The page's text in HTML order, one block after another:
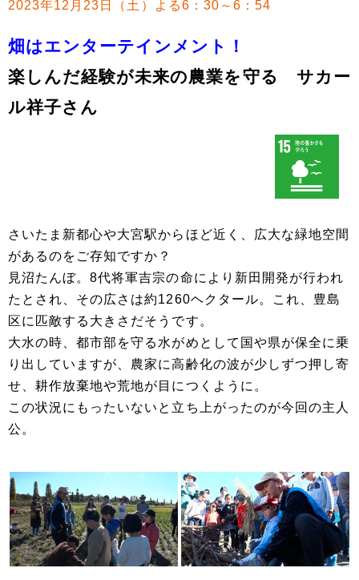
2023年12月23日（土）よる6：30～6：54
畑はエンターテインメント！
楽しんだ経験が未来の農業を守る サカー
ル祥子さん
さいたま新都心や大宮駅からほど近く、広大な緑地空間
があるのをご存知ですか？
見沼たんぼ。8代将軍吉宗の命により新田開発が行われ
たとされ、その広さは約1260ヘクタール。これ、豊島
区に匹敵する大きさだそうです。
大水の時、都市部を守る水がめとして国や県が保全に乗
り出していますが、農家に高齢化の波が少しずつ押し寄
せ、耕作放棄地や荒地が目につくように。
この状況にもったいないと立ち上がったのが今回の主人
公。